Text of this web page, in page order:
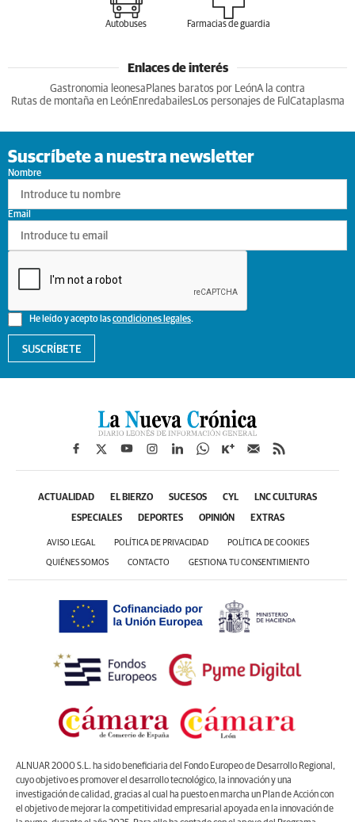
Autobuses Farmacias de guardia
Enlaces de interés
Gastronomia leonesa Planes baratos por LeónA la contra
Rutas de montaña en LeónEnredabailesLos personajes de Ful Cataplasma
Suscríbete a nuestra newsletter
Nombre
He leído y acepto lascondiciones legales.
Email
SUSCRÍBETE
ACTUALIDAD EL BIERZO SUCESOS CYL LNC CULTURAS
ESPECIALES DEPORTES OPINIÓN EXTRAS
AVISO LEGAL POLÍTICA DE PRIVACIDAD POLÍTICA DE COOKIES
QUIÉNES SOMOS CONTACTO GESTIONA TU CONSENTIMIENTO
ALNUAR 2000 S.L. ha sido beneficiaria del Fondo Europeo de Desarrollo Regional,
cuyo objetivo es promover el desarrollo tecnológico, la innovación y una
investigación de calidad, gracias al cual ha puesto en marcha un Plan de Acción con
el objetivo de mejorar la competitividad empresarial apoyada en la innovación de